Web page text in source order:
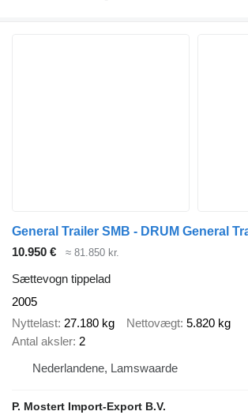
10.950 € ≈ 81.850 kr.
Sættevogn tippelad
2005
Nyttelast 27.180 kg Nettovægt 5.820 kg
Antal aksler 2
Nederlandene, Lamswaarde
P. Mostert Import-Export B.V.